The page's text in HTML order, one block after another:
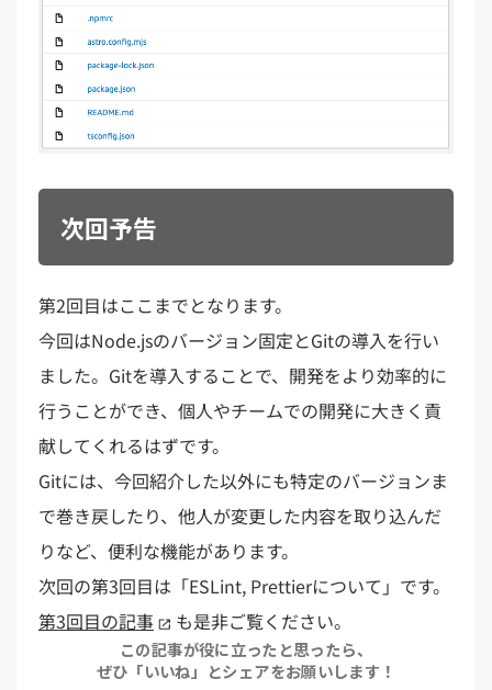
次回予告
第2回目はここまでとなります。
今回はNode.jsのバージョン固定とGitの導入を行い
ました。Gitを導入することで、開発をより効率的に
行うことができ、個人やチームでの開発に大きく貢
献してくれるはずです。
Gitには、今回紹介した以外にも特定のバージョンま
で巻き戻したり、他人が変更した内容を取り込んだ
りなど、便利な機能があります。
次回の第3回目は「ESLint, Prettierについて」です。
第3回目の記事
も是非ご覧ください。
この記事が役に立ったと思ったら、
ぜひ「いいね」とシェアをお願いします！